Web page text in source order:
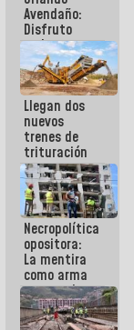
Avendaño:
Disfruto
cada vez
que escribes
porque lo
que haces
es
embarrarla
Llegan dos
nuevos
trenes de
trituración
para
optimizar
manejo de
escombros
en La Guaira
Necropolítica
opositora:
La mentira
como arma
contra el
Pueblo